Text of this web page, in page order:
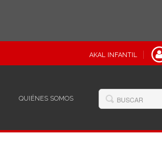
AKAL INFANTIL
QUIÉNES SOMOS